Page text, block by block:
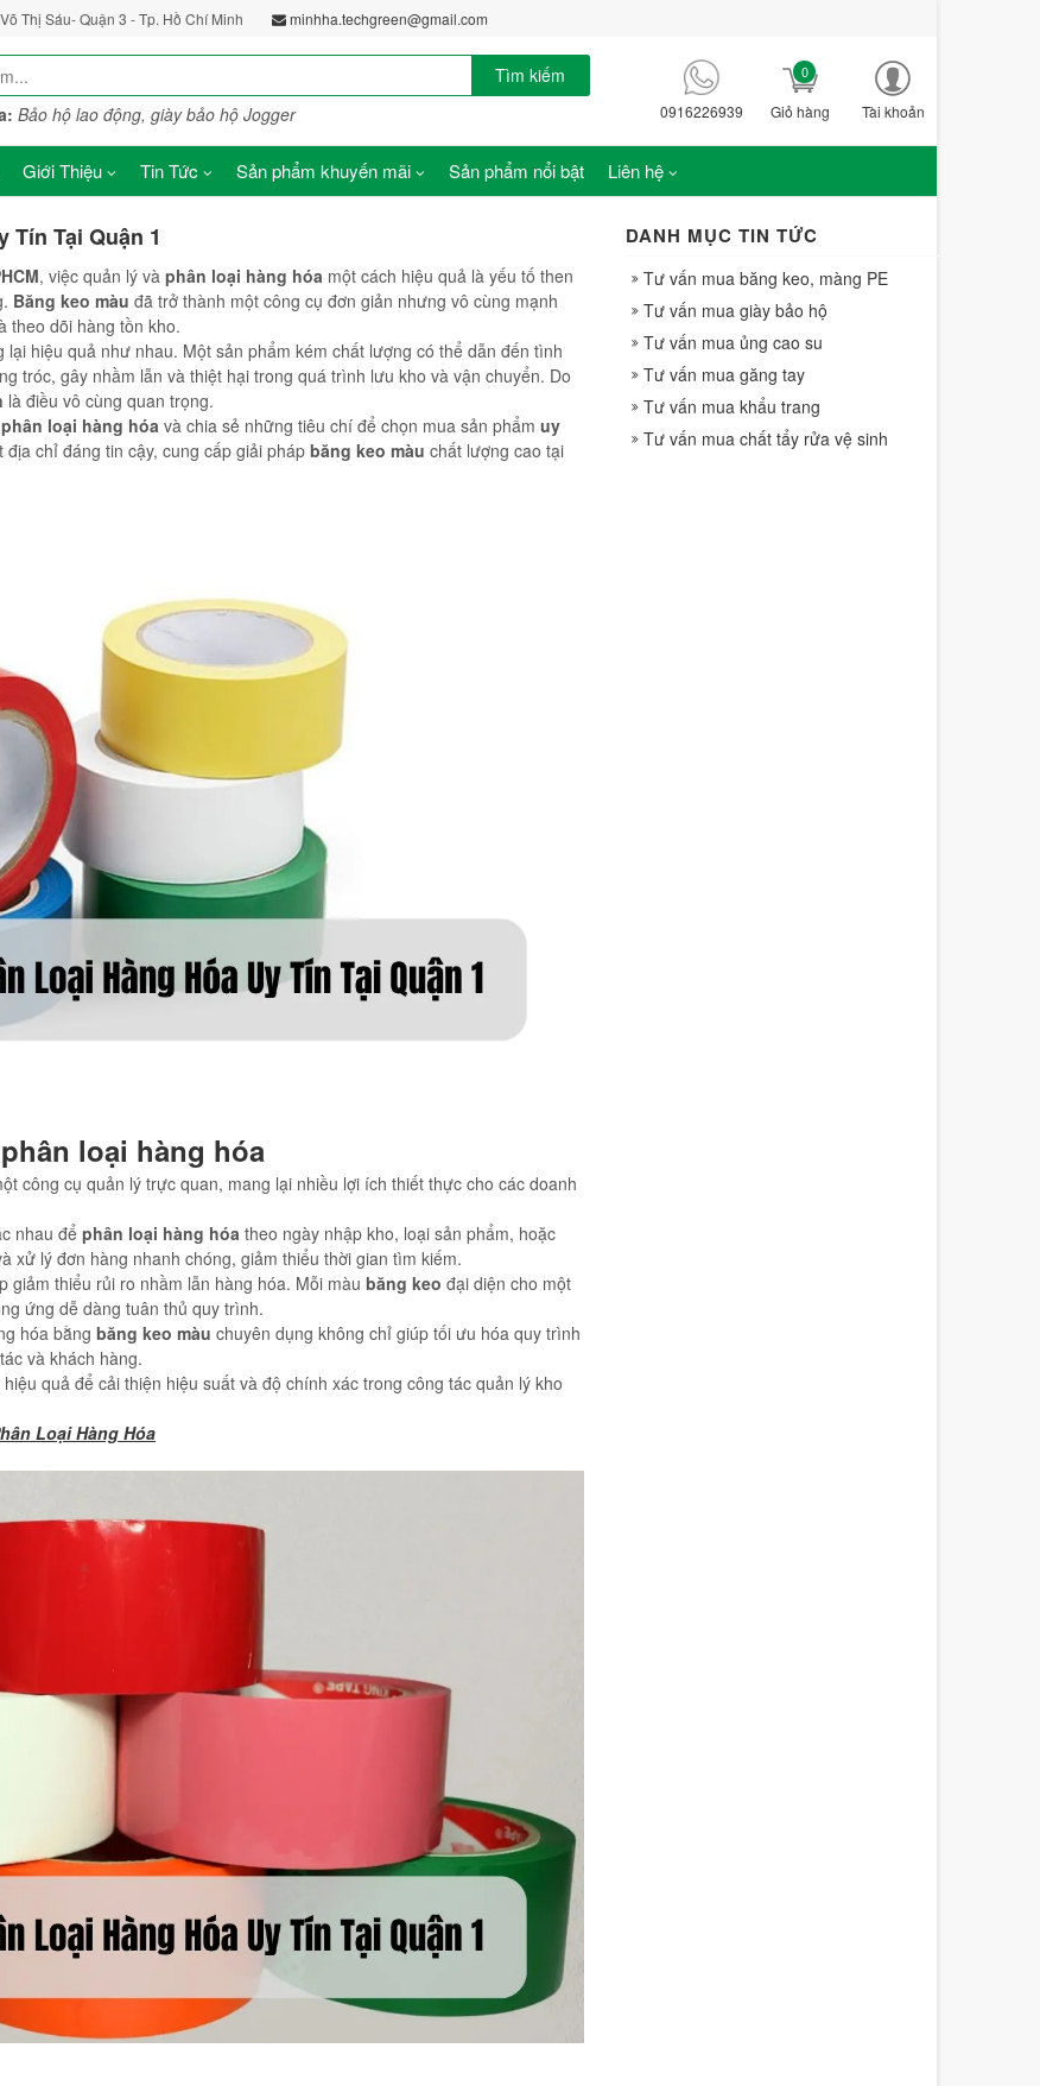
Thị Sáu- Quận 3 - Tp. Hồ Chí Minh minhha.techgreen@gmail.com
Tìm kiếm
Bảo hộ lao động, giày bảo hộ Jogger 0916226939 Giỏ hàng
0
Tài khoản
Giới Thiệu Tin Tức Sản phẩm khuyến mãi Sản phẩm nổi bật Liên hệ
Tín Tại Quận 1
, việc quản lý và phân loại hàng hóa một cách hiệu quả là yếu tố then
Băng keo màu đã trở thành một công cụ đơn giản nhưng vô cùng mạnh
theo dõi hàng tồn kho.
lại hiệu quả như nhau. Một sản phẩm kém chất lượng có thể dẫn đến tình
tróc, gây nhầm lẫn và thiệt hại trong quá trình lưu kho và vận chuyển. Do
là điều vô cùng quan trọng.
phân loại hàng hóa và chia sẻ những tiêu chí để chọn mua sản phẩm uy
chỉ đáng tin cậy, cung cấp giải pháp băng keo màu chất lượng cao tại
loại hàng hóa
công cụ quản lý trực quan, mang lại nhiều lợi ích thiết thực cho các doanh
nhau để phân loại hàng hóa theo ngày nhập kho, loại sản phẩm, hoặc
xử lý đơn hàng nhanh chóng, giảm thiểu thời gian tìm kiếm.
giảm thiểu rủi ro nhầm lẫn hàng hóa. Mỗi màu băng keo đại diện cho một
ứng dễ dàng tuân thủ quy trình.
hóa bằng băng keo màu chuyên dụng không chỉ giúp tối ưu hóa quy trình
và khách hàng.
quả để cải thiện hiệu suất và độ chính xác trong công tác quản lý kho
Loại Hàng Hóa
DANH MỤC TIN TỨC
Tư vấn mua băng keo, màng PE
Tư vấn mua giày bảo hộ
Tư vấn mua ủng cao su
Tư vấn mua găng tay
Tư vấn mua khẩu trang
Tư vấn mua chất tẩy rửa vệ sinh